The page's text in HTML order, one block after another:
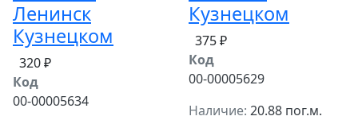
Ленинск
Кузнецком
320 ₽
Код
00-00005634
Кузнецком
375 ₽
Код
00-00005629
Наличие: 20.88 пог.м.